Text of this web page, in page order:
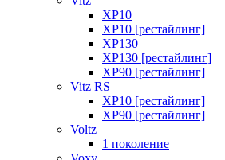
XP10
XP10 [рестайлинг]
XP130
XP130 [рестайлинг]
XP90 [рестайлинг]
Vitz RS
XP10 [рестайлинг]
XP90 [рестайлинг]
Voltz
1 поколение